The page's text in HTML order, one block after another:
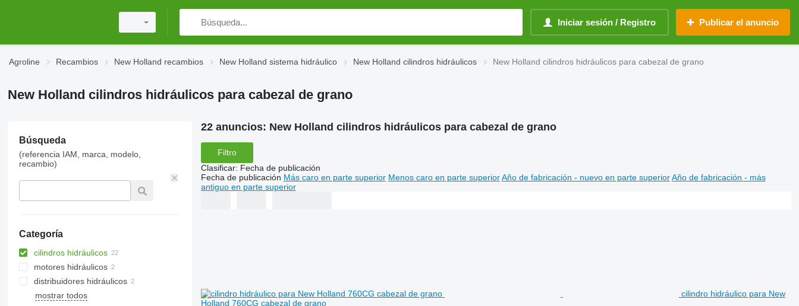
Iniciar sesión / Registro Publicar el anuncio
Agroline Recambios New Holland recambios New Holland sistema hidráulico New Holland cilindros hidráulicos New Holland cilindros hidráulicos para cabezal de grano
New Holland cilindros hidráulicos para cabezal de grano
Búsqueda
(referencia IAM, marca, modelo,
recambio)
Categoría
cilindros hidráulicos
motores hidráulicos
distribuidores hidráulicos
mostrar todos
22 anuncios: New Holland cilindros hidráulicos para cabezal de grano
Filtro
Clasificar: Fecha de publicación
Fecha de publicación Más caro en parte superior Menos caro en parte superior Año de fabricación - nuevo en parte superior Año de fabricación - más
antiguo en parte superior
cilindro hidráulico para New
Holland 760CG cabezal de grano